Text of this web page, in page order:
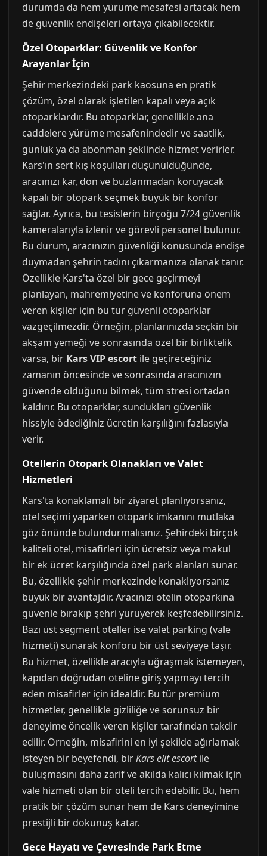
durumda da hem yürüme mesafesi artacak hem
de güvenlik endişeleri ortaya çıkabilecektir.
Özel Otoparklar: Güvenlik ve Konfor
Arayanlar İçin
Şehir merkezindeki park kaosuna en pratik
çözüm, özel olarak işletilen kapalı veya açık
otoparklardır. Bu otoparklar, genellikle ana
caddelere yürüme mesafenindedir ve saatlik,
günlük ya da abonman şeklinde hizmet verirler.
Kars'ın sert kış koşulları düşünüldüğünde,
aracınızı kar, don ve buzlanmadan koruyacak
kapalı bir otopark seçmek büyük bir konfor
sağlar. Ayrıca, bu tesislerin birçoğu 7/24 güvenlik
kameralarıyla izlenir ve görevli personel bulunur.
Bu durum, aracınızın güvenliği konusunda endişe
duymadan şehrin tadını çıkarmanıza olanak tanır.
Özellikle Kars'ta özel bir gece geçirmeyi
planlayan, mahremiyetine ve konforuna önem
veren kişiler için bu tür güvenli otoparklar
vazgeçilmezdir. Örneğin, planlarınızda seçkin bir
akşam yemeği ve sonrasında özel bir birliktelik
varsa, bir Kars VIP escort ile geçireceğiniz
zamanın öncesinde ve sonrasında aracınızın
güvende olduğunu bilmek, tüm stresi ortadan
kaldırır. Bu otoparklar, sundukları güvenlik
hissiyle ödediğiniz ücretin karşılığını fazlasıyla
verir.
Otellerin Otopark Olanakları ve Valet
Hizmetleri
Kars'ta konaklamalı bir ziyaret planlıyorsanız,
otel seçimi yaparken otopark imkanını mutlaka
göz önünde bulundurmalısınız. Şehirdeki birçok
kaliteli otel, misafirleri için ücretsiz veya makul
bir ek ücret karşılığında özel park alanları sunar.
Bu, özellikle şehir merkezinde konaklıyorsanız
büyük bir avantajdır. Aracınızı otelin otoparkına
güvenle bırakıp şehri yürüyerek keşfedebilirsiniz.
Bazı üst segment oteller ise valet parking (vale
hizmeti) sunarak konforu bir üst seviyeye taşır.
Bu hizmet, özellikle aracıyla uğraşmak istemeyen,
kapıdan doğrudan oteline giriş yapmayı tercih
eden misafirler için idealdir. Bu tür premium
hizmetler, genellikle gizliliğe ve sorunsuz bir
deneyime öncelik veren kişiler tarafından takdir
edilir. Örneğin, misafirini en iyi şekilde ağırlamak
isteyen bir beyefendi, birKars elit escortile
buluşmasını daha zarif ve akılda kalıcı kılmak için
vale hizmeti olan bir oteli tercih edebilir. Bu, hem
pratik bir çözüm sunar hem de Kars deneyimine
prestijli bir dokunuş katar.
Gece Hayatı ve Çevresinde Park Etme